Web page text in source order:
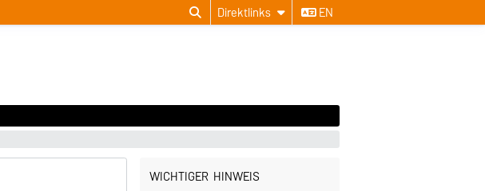
Direktlinks EN
WICHTIGER HINWEIS